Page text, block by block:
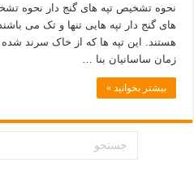
نحوه تشخیص تپه های گنج دار نحوه
های گنج دار تپه هایی تنها و تک می
هستند. این تپه ها که از خاک سرند
زمان ساسانیان بنا …
بیشتر بخوانید »